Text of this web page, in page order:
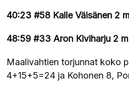
40:23 #58 Kalle Väisänen 2
48:59 #33 Aron Kiviharju 2
Maalivahtien torjunnat koko
4+15+5=24 ja Kohonen 8,